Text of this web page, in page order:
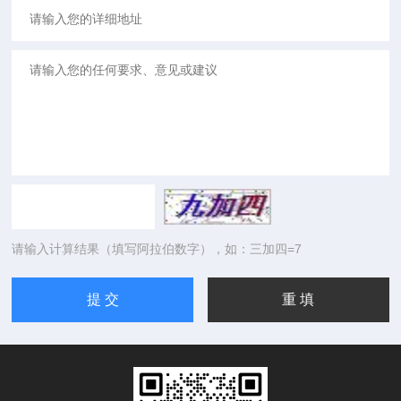
请输入计算结果（填写阿拉伯数字），如：三加四=7